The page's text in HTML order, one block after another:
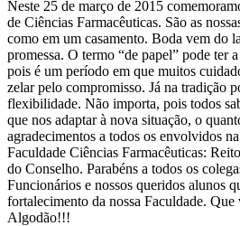
Neste 25 de março de 2015
de Ciências Farmacêuticas. São as
como em um casamento. Boda vem do
promessa. O termo “de papel” pode ter
pois é um período em que muitos
zelar pelo compromisso. Já na tradição
flexibilidade. Não importa, pois todos
que nos adaptar à nova situação, o
agradecimentos a todos os envolvidos
Faculdade Ciências Farmacêuticas:
do Conselho. Parabéns a todos os
Funcionários e nossos queridos alunos
fortalecimento da nossa Faculdade. Que
Algodão!!!